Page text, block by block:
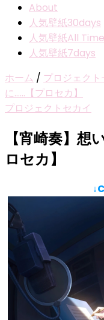
About
人気壁紙30days
人気壁紙All Time
人気壁紙7days
ホーム / プロジェクト
に……【プロセカ】
プロジェクトセカイ
【宵崎奏】
ロセカ】